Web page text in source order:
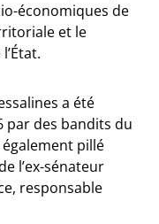
économiques de
et le
a été
par des bandits du
pillé
l’ex-sénateur
responsable